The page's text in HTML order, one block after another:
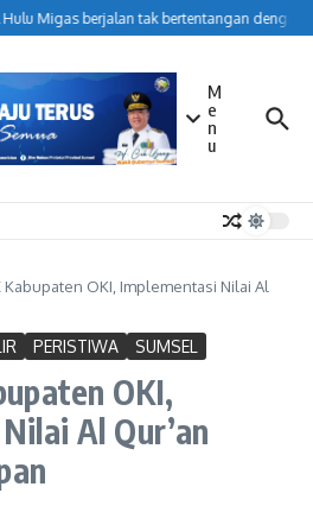
Migas berjalan tak bertentangan dengan
M
e
n
u
Kabupaten OKI, Implementasi Nilai Al
PERISTIWA SUMSEL
OKI,
Al Qur’an